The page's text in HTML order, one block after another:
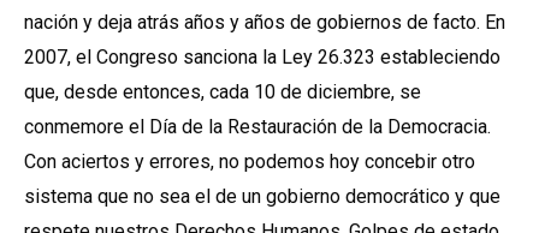
nación y deja atrás años y años de gobiernos de facto. En
2007, el Congreso sanciona la Ley 26.323 estableciendo
que, desde entonces, cada 10 de diciembre, se
conmemore el Día de la Restauración de la Democracia.
Con aciertos y errores, no podemos hoy concebir otro
sistema que no sea el de un gobierno democrático y que